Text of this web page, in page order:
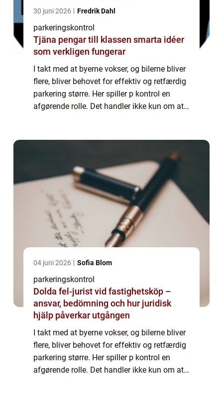
30 juni 2026 Fredrik Dahl
parkeringskontrol
Tjäna pengar till klassen smarta idéer
som verkligen fungerar
I takt med at byerne vokser, og bilerne bliver
flere, bliver behovet for effektiv og retfærdig
parkering større. Her spiller p kontrol en
afgørende rolle. Det handler ikke kun om at
04 juni 2026 Sofia Blom
parkeringskontrol
Dolda fel-jurist vid fastighetsköp –
ansvar, bedömning och hur juridisk
hjälp påverkar utgången
I takt med at byerne vokser, og bilerne bliver
flere, bliver behovet for effektiv og retfærdig
parkering større. Her spiller p kontrol en
afgørende rolle. Det handler ikke kun om at